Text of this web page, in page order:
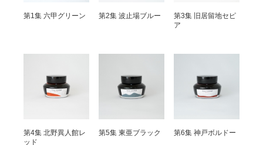
第1集 六甲グリーン 第2集 波止場ブルー
第3集 旧居留地セピ
ア
第4集 北野異人館レ
ッド
第5集 東亜ブラック 第6集 神戸ボルドー